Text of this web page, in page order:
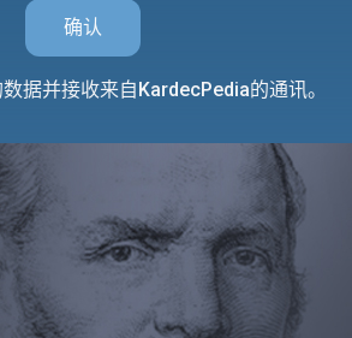
确认
据并接收来自KardecPedia的通讯。